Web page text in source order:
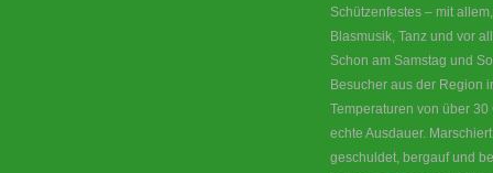
Schützenfestes – mit
Blasmusik, Tanz und vor
Schon am Samstag und
Besucher aus der Region
Temperaturen von über
echte Ausdauer.
geschuldet, bergauf und